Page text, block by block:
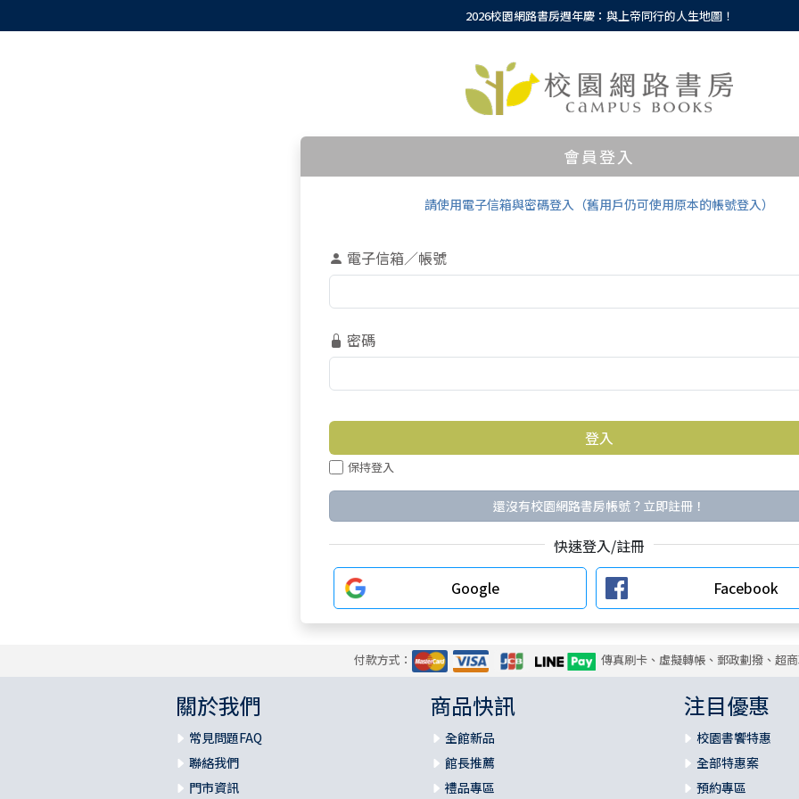
2026校園網路書房週年慶：與上帝同行的人生地圖！
會員登入
請使用電子信箱與密碼登入（舊用戶仍可使用原本的帳號登入）
電子信箱／帳號
密碼
保持登入
還沒有校園網路書房帳號？立即註冊！
快速登入/註冊
Google
Facebook
付款方式： 傳真刷卡、虛擬轉帳、郵政劃撥、超
關於我們
常見問題FAQ
聯絡我們
門市資訊
商品快訊
全館新品
館長推薦
禮品專區
注目優惠
校園書饗特惠
全部特惠案
預約專區